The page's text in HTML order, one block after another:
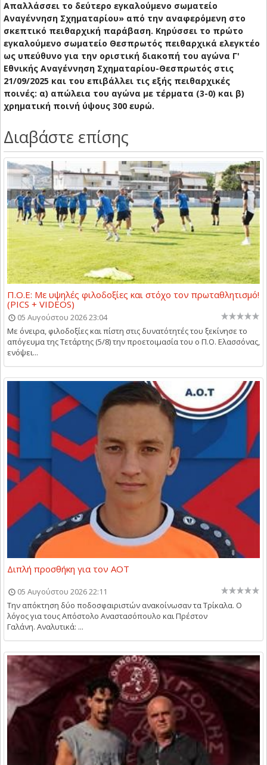
Απαλλάσσει το δεύτερο εγκαλούμενο σωματείο
Αναγέννηση Σχηματαρίου» από την αναφερόμενη στο
σκεπτικό πειθαρχική παράβαση. Κηρύσσει το πρώτο
εγκαλούμενο σωματείο Θεσπρωτός πειθαρχικά ελεγκτέο
ως υπεύθυνο για την οριστική διακοπή του αγώνα Γ'
Εθνικής Αναγέννηση Σχηματαρίου-Θεσπρωτός στις
21/09/2025 και του επιβάλλει τις εξής πειθαρχικές
ποινές: α) απώλεια του αγώνα με τέρματα (3-0) και β)
χρηματική ποινή ύψους 300 ευρώ.
Διαβάστε επίσης
Π.Ο.Ε: Με υψηλές φιλοδοξίες και στόχο τον πρωταθλητισμό!
(PICS + VIDEOS)
05 Αυγούστου 2026 23:04
Με όνειρα, φιλοδοξίες και πίστη στις δυνατότητές του ξεκίνησε το
απόγευμα της Τετάρτης (5/8) την προετοιμασία του ο Π.Ο. Ελασσόνας,
ενόψει...
Διπλή προσθήκη για τον ΑΟΤ
05 Αυγούστου 2026 22:11
Την απόκτηση δύο ποδοσφαιριστών ανακοίνωσαν τα Τρίκαλα. Ο
λόγος για τους Απόστολο Αναστασόπουλο και Πρέστον
Γαλάνη. Αναλυτικά: ...